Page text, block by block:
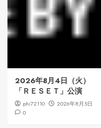
2026年8月4日（火）
「ＲＥＳＥＴ」公演
phi72110
2026年8月5日
0